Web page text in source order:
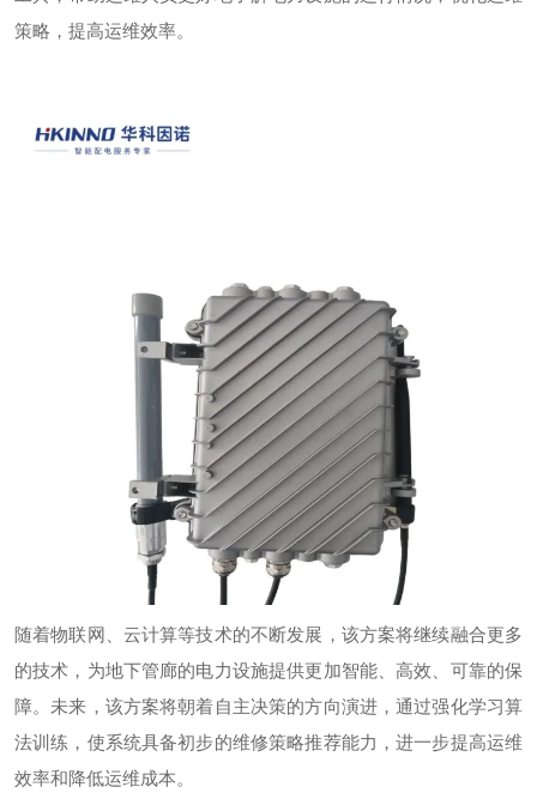
策略，提高运维效率。
随着物联网、云计算等技术的不断发展，该方案将继续融合更多
的技术，为地下管廊的电力设施提供更加智能、高效、可靠的保
障。未来，该方案将朝着自主决策的方向演进，通过强化学习算
法训练，使系统具备初步的维修策略推荐能力，进一步提高运维
效率和降低运维成本。